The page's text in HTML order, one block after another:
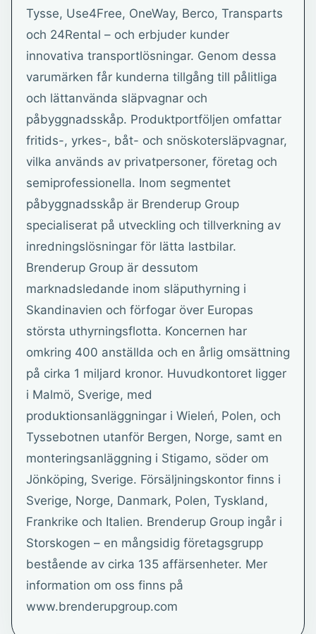
Tysse, Use4Free, OneWay, Berco, Transparts
och 24Rental – och erbjuder kunder
innovativa transportlösningar. Genom dessa
varumärken får kunderna tillgång till pålitliga
och lättanvända släpvagnar och
påbyggnadsskåp. Produktportföljen omfattar
fritids-, yrkes-, båt- och snöskotersläpvagnar,
vilka används av privatpersoner, företag och
semiprofessionella. Inom segmentet
påbyggnadsskåp är Brenderup Group
specialiserat på utveckling och tillverkning av
inredningslösningar för lätta lastbilar.
Brenderup Group är dessutom
marknadsledande inom släputhyrning i
Skandinavien och förfogar över Europas
största uthyrningsflotta. Koncernen har
omkring 400 anställda och en årlig omsättning
på cirka 1 miljard kronor. Huvudkontoret ligger
i Malmö, Sverige, med
produktionsanläggningar i Wieleń, Polen, och
Tyssebotnen utanför Bergen, Norge, samt en
monteringsanläggning i Stigamo, söder om
Jönköping, Sverige. Försäljningskontor finns i
Sverige, Norge, Danmark, Polen, Tyskland,
Frankrike och Italien. Brenderup Group ingår i
Storskogen – en mångsidig företagsgrupp
bestående av cirka 135 affärsenheter. Mer
information om oss finns på
www.brenderupgroup.com